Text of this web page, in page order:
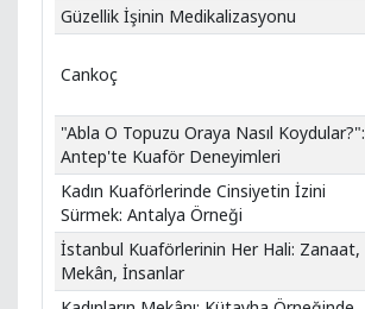
Güzellik İşinin Medikalizasyonu
Cankoç
"Abla O Topuzu Oraya Nasıl Koydular?":
Antep'te Kuaför Deneyimleri
Kadın Kuaförlerinde Cinsiyetin İzini
Sürmek: Antalya Örneği
İstanbul Kuaförlerinin Her Hali: Zanaat,
Mekân, İnsanlar